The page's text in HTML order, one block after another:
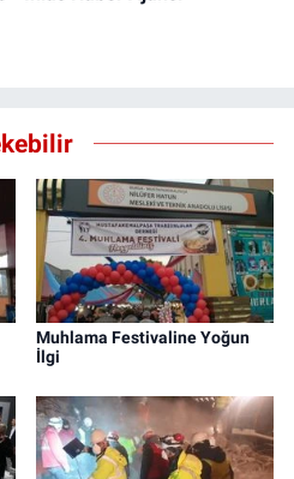
Muhlama Festivaline Yoğun
İlgi